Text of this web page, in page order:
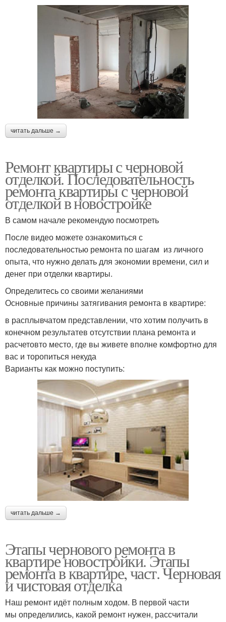
читать дальше →
Ремонт квартиры с черновой
отделкой. Последовательность
ремонта квартиры с черновой
отделкой в новостройке
В самом начале рекомендую посмотреть
После видео можете ознакомиться с
последовательностью ремонта по шагам из личного
опыта, что нужно делать для экономии времени, сил и
денег при отделки квартиры.
Определитесь со своими желаниями
Основные причины затягивания ремонта в квартире:
в расплывчатом представлении, что хотим получить в
конечном результатев отсутствии плана ремонта и
расчетовто место, где вы живете вполне комфортно для
вас и торопиться некуда
Варианты как можно поступить:
читать дальше →
Этапы чернового ремонта в
квартире новостройки. Этапы
ремонта в квартире, част. Черновая
и чистовая отделка
Наш ремонт идёт полным ходом. В первой части
мы определились, какой ремонт нужен, рассчитали